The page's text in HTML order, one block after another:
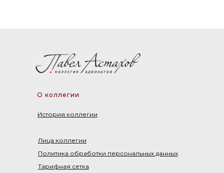
О коллегии
История коллегии
Лица коллегии
Политика обработки персональных данных
Тарифная сетка